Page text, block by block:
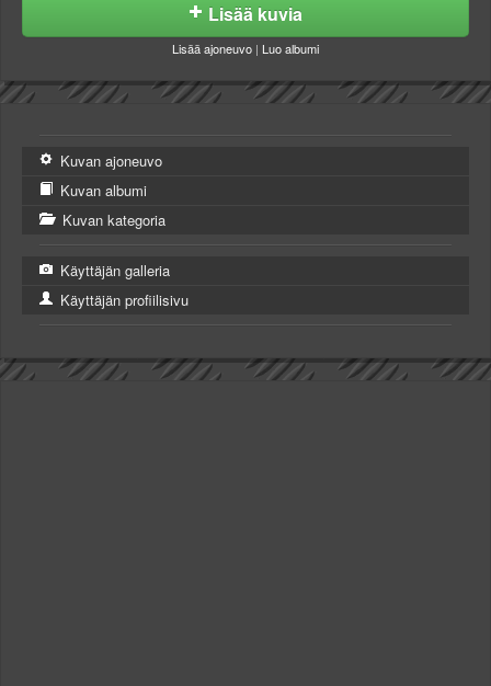
Lisää kuvia
Lisää ajoneuvo | Luo albumi
Kuvan ajoneuvo
Kuvan albumi
Kuvan kategoria
Käyttäjän galleria
Käyttäjän profiilisivu